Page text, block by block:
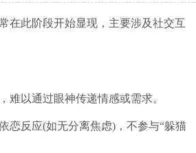
在此阶段开始显现，主要涉及社交互
难以通过眼神传递情感或需求。
恋反应(如无分离焦虑)，不参与“躲猫